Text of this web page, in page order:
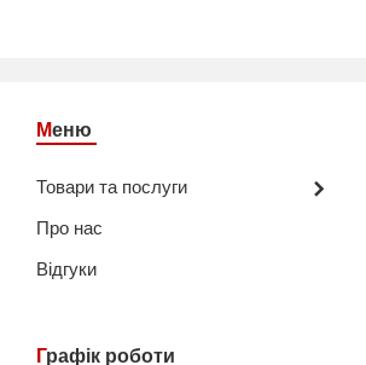
Товари та послуги
Про нас
Відгуки
Графік роботи